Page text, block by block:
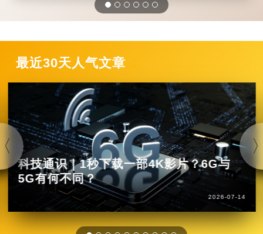
最近30天人气文章
科技通识｜1秒下载一部4K影片？6G与
5G有何不同？
2026-07-14